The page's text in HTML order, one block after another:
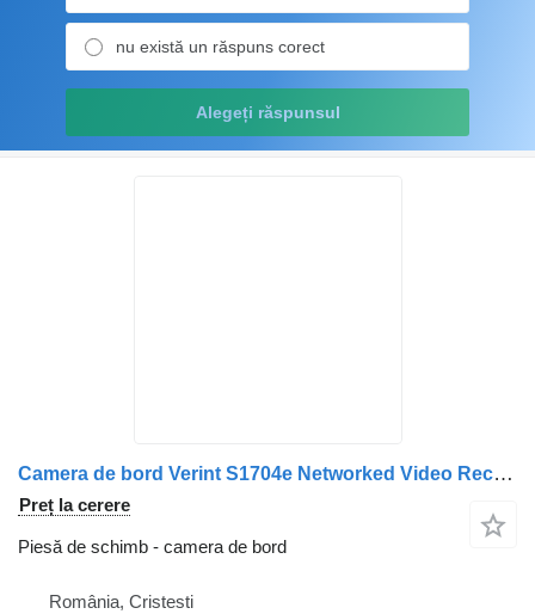
nu există un răspuns corect
Alegeți răspunsul
Camera de bord Verint S1704e Networked Video Recorder pentru camion
Preț la cerere
Piesă de schimb - camera de bord
România, Cristesti